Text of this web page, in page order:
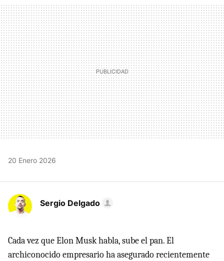
MAIL
20 Enero 2026
Sergio Delgado
Cada vez que Elon Musk habla, sube el pan. El
archiconocido empresario ha asegurado recientemente